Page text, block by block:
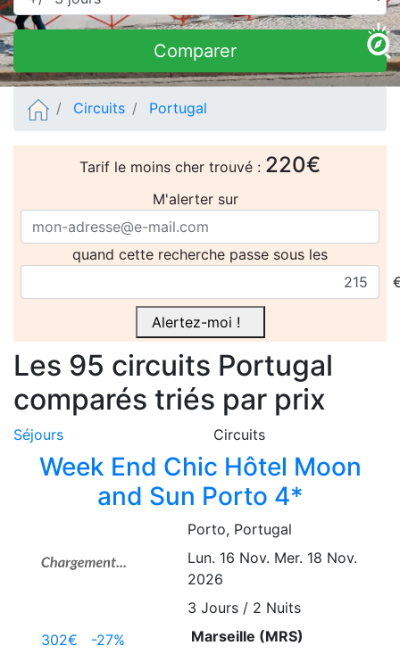
Comparer
Circuits Portugal
Tarif le moins cher trouvé : 220€
M'alerter sur
quand cette recherche passe sous les
Alertez-moi !
Les 95 circuits Portugal
comparés triés par prix
Séjours Circuits
Week End Chic Hôtel Moon
and Sun Porto 4*
302€ -27%
Porto, Portugal
Lun. 16 Nov. Mer. 18 Nov.
2026
3 Jours / 2 Nuits
Marseille (MRS)